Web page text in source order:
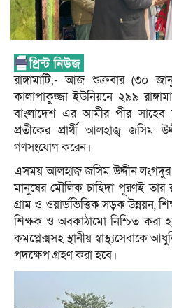
রাঙ্গামাটি;- আজ শুক্রবার (৩০
কালাপাকুজ্জা ইউনিয়নে ২৯৯
বাংলাদেশ এর আমীর পীর সাহেব
প্রতীকের প্রার্থী আলহাজ্ব জসিম
গণসংযোগ করেন।
এসময় আলহাজ্ব জসিম উদ্দীন
মানুষের মৌলিক চাহিদা পূরণই তার
গ্রাম ও ওয়ার্ডভিত্তিক সড়ক উন্নয়ন,
শিক্ষক ও অবকাঠামো নিশ্চিত করা
কমপ্লেক্সসহ স্থানীয় স্বাস্থ্যসেবাকে
পদক্ষেপ গ্রহণ করা হবে।